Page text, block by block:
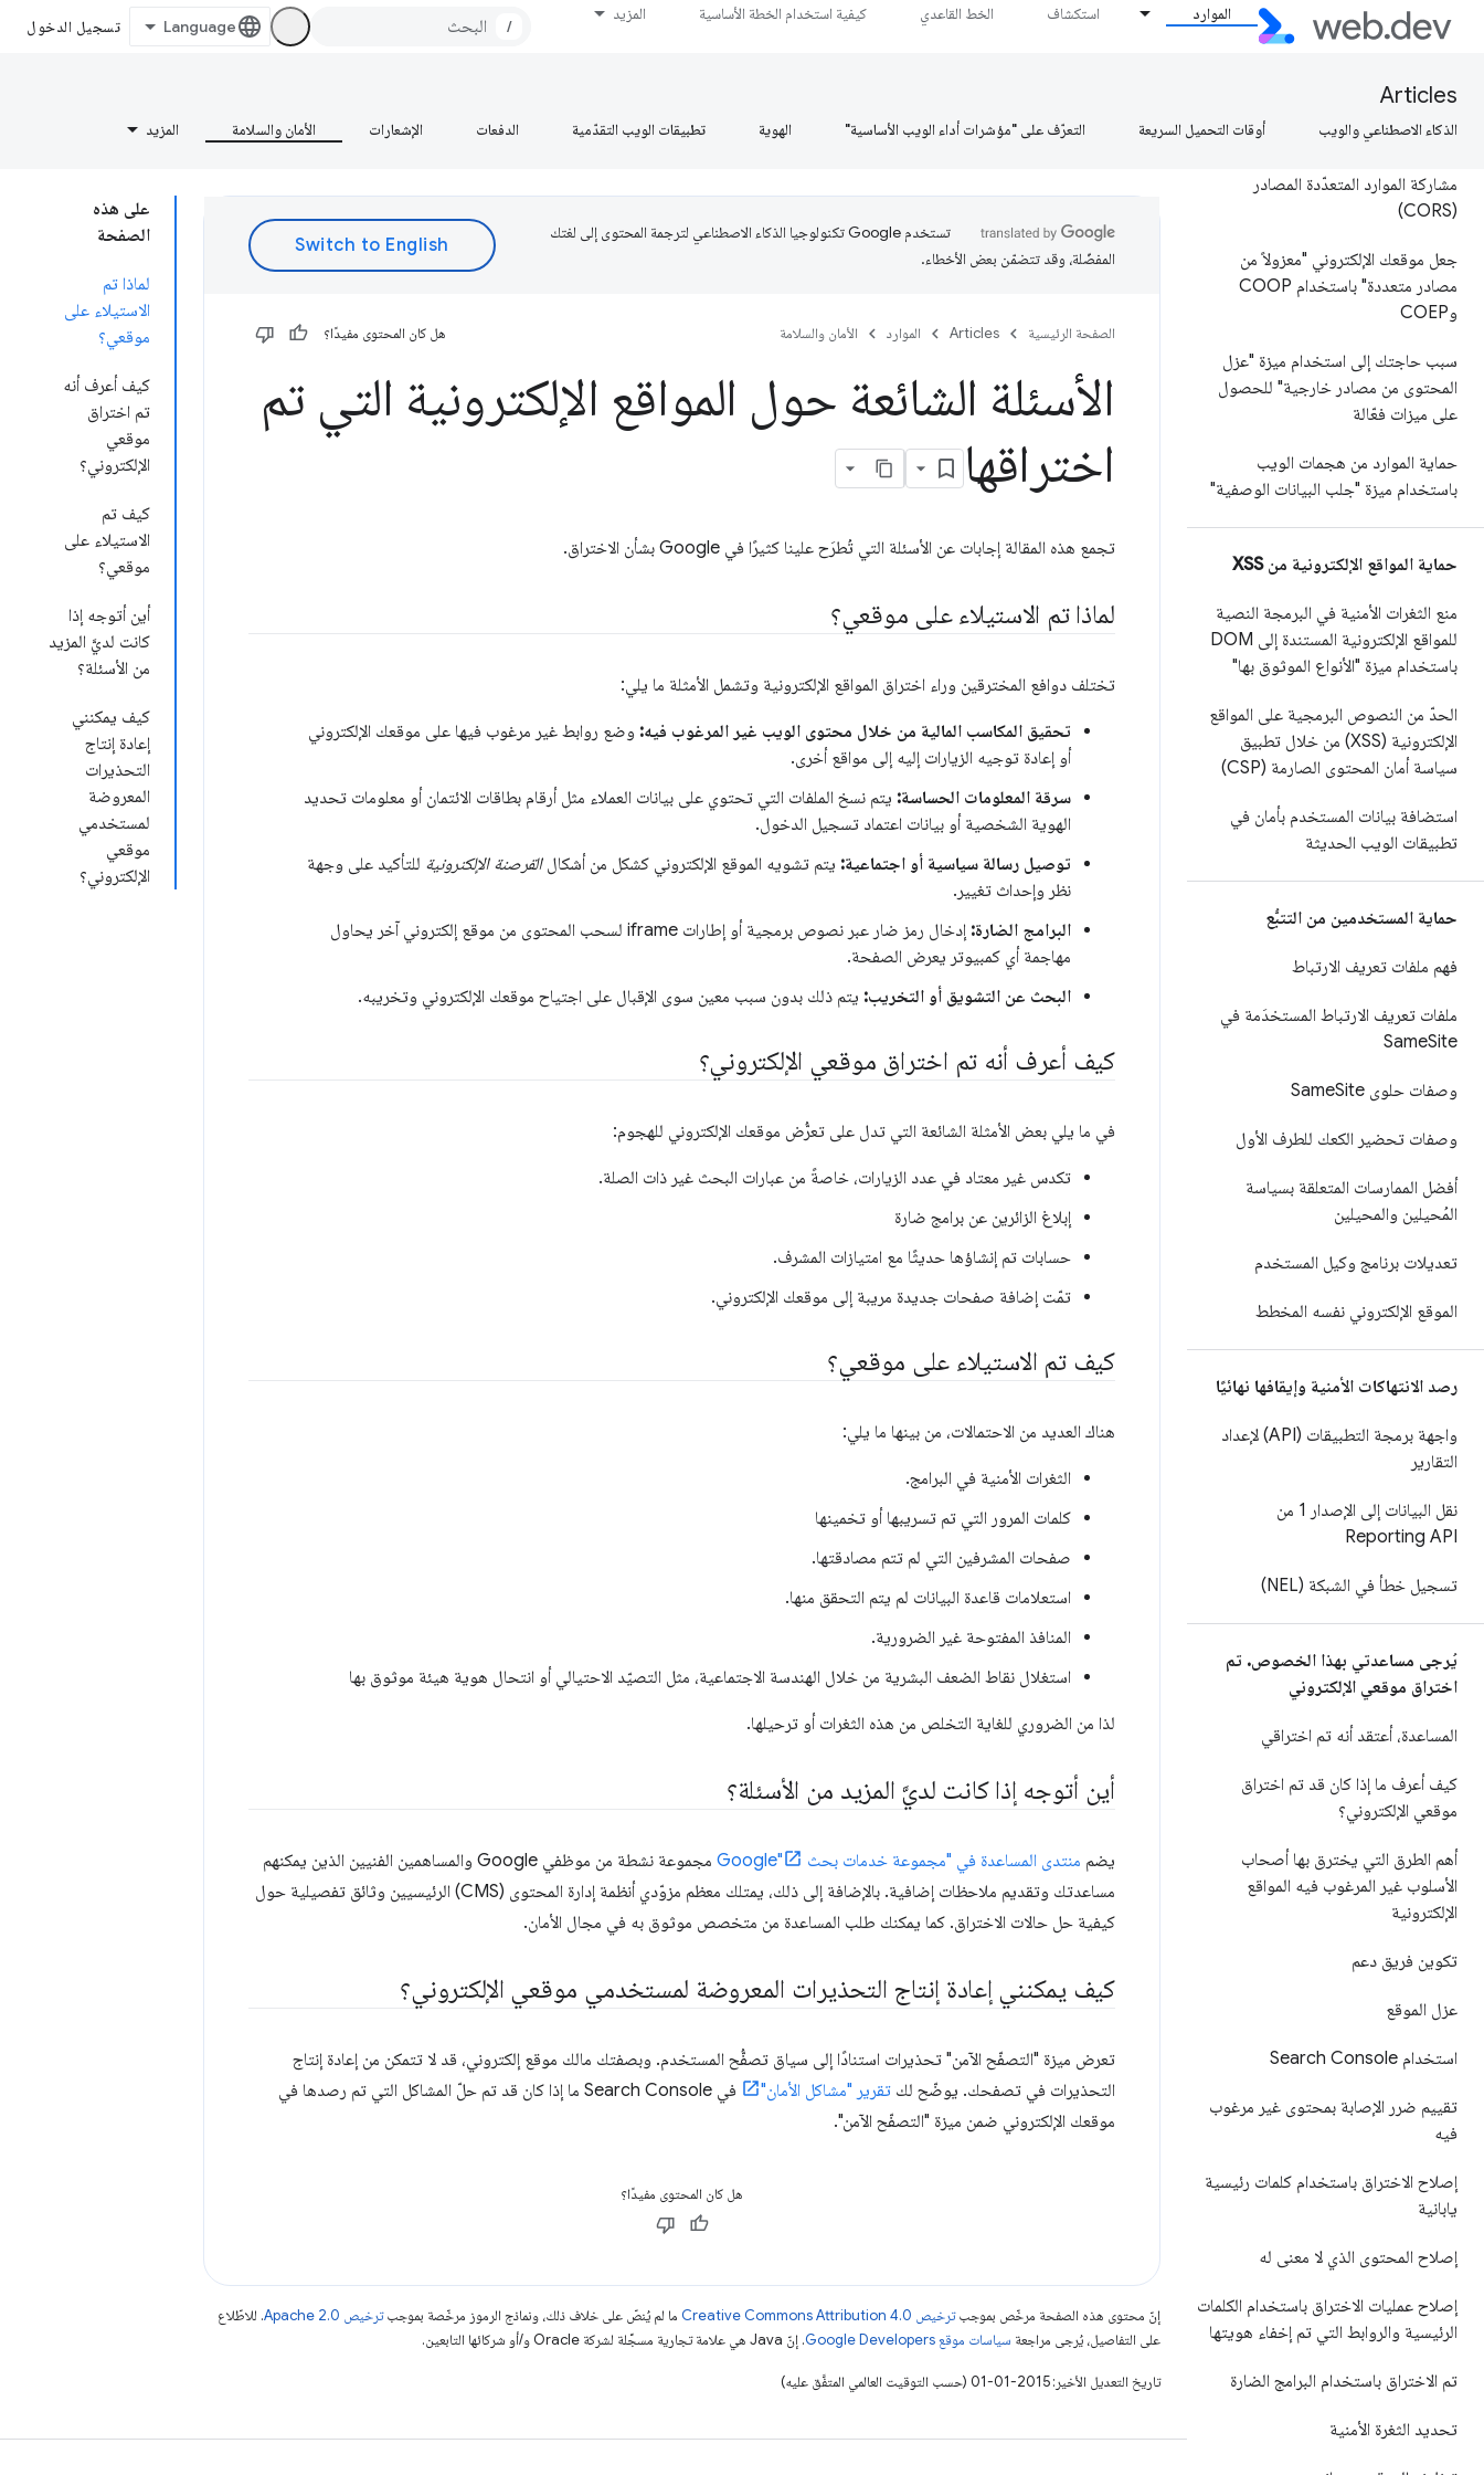
الموارد استكشاف الخط القاعدي كيفية استخدام الخطة الأساسية المزيد
/ تسجيل الدخول
Articles
الذكاء الاصطناعي والويب أوقات التحميل السريعة التعرّف على "مؤشرات أداء الويب الأساسية" الهوية تطبيقات الويب التقدّمية الدفعات الإشعارات الأمان والسلامة المزيد
منع تسرُّب المعلومات
وضع حماية المتصفّح
سياسة ذات المصدر نفسه
مشاركة الموارد المتعدّدة المصادر
(CORS)
جعل موقعك الإلكتروني "معزولاً من
مصادر متعددة" باستخدام COOP
وCOEP
سبب حاجتك إلى استخدام ميزة "عزل
المحتوى من مصادر خارجية" للحصول
على ميزات فعّالة
حماية الموارد من هجمات الويب
باستخدام ميزة "جلب البيانات الوصفية"
حماية المواقع الإلكترونية من XSS
منع الثغرات الأمنية في البرمجة النصية
للمواقع الإلكترونية المستندة إلى DOM
باستخدام ميزة "الأنواع الموثوق بها"
الحدّ من النصوص البرمجية على المواقع
الإلكترونية (XSS) من خلال تطبيق
سياسة أمان المحتوى الصارمة (CSP)
استضافة بيانات المستخدم بأمان في
تطبيقات الويب الحديثة
حماية المستخدمين من التتبُّع
فهم ملفات تعريف الارتباط
ملفات تعريف الارتباط المستخدَمة في
SameSite
وصفات حلوى Same Site
وصفات تحضير الكعك للطرف الأول
أفضل الممارسات المتعلقة بسياسة
المُحيلين والمحيلين
تعديلات برنامج وكيل المستخدم
الموقع الإلكتروني نفسه المخطط
رصد الانتهاكات الأمنية وإيقافها نهائيًا
واجهة برمجة التطبيقات (API) لإعداد
التقارير
نقل البيانات إلى الإصدار 1 من
Reporting API
تسجيل خطأ في الشبكة (NEL)
يُرجى مساعدتي بهذا الخصوص. تم
اختراق موقعي الإلكتروني
المساعدة، أعتقد أنه تم اختراقي
كيف أعرف ما إذا كان قد تم اختراق
موقعي الإلكتروني؟
أهم الطرق التي يخترق بها أصحاب
الأسلوب غير المرغوب فيه المواقع
الإلكترونية
تكوين فريق دعم
عزل الموقع
استخدام Search Console
تقييم ضرر الإصابة بمحتوى غير مرغوب
فيه
إصلاح الاختراق باستخدام كلمات رئيسية
يابانية
إصلاح المحتوى الذي لا معنى له
إصلاح عمليات الاختراق باستخدام الكلمات
الرئيسية والروابط التي تم إخفاء هويتها
تم الاختراق باستخدام البرامج الضارة
تحديد الثغرة الأمنية
على هذه
الصفحة
لماذا تم
الاستيلاء على
موقعي؟
كيف أعرف أنه
تم اختراق
موقعي
الإلكتروني؟
كيف تم
الاستيلاء على
موقعي؟
أين أتوجه إذا
كانت لديَّ المزيد
من الأسئلة؟
كيف يمكنني
إعادة إنتاج
التحذيرات
المعروضة
لمستخدمي
موقعي
الإلكتروني؟
تستخدم Google تكنولوجيا الذكاء الاصطناعي لترجمة المحتوى إلى لغتك
المفضّلة، وقد تتضمّن بعض الأخطاء.
الصفحة الرئيسية Articles الموارد الأمان والسلامة هل كان المحتوى مفيدًا؟
الأسئلة الشائعة حول المواقع الإلكترونية التي تم
اختراقها
تجمع هذه المقالة إجابات عن الأسئلة التي تُطرَح علينا كثيرًا في Google بشأن الاختراق.
لماذا تم الاستيلاء على موقعي؟
تختلف دوافع المخترقين وراء اختراق المواقع الإلكترونية وتشمل الأمثلة ما يلي:
تحقيق المكاسب المالية من خلال محتوى الويب غير المرغوب فيه: وضع روابط غير مرغوب فيها على موقعك الإلكتروني
أو إعادة توجيه الزيارات إليه إلى مواقع أخرى.
سرقة المعلومات الحساسة: يتم نسخ الملفات التي تحتوي على بيانات العملاء مثل أرقام بطاقات الائتمان أو معلومات تحديد
الهوية الشخصية أو بيانات اعتماد تسجيل الدخول.
توصيل رسالة سياسية أو اجتماعية: يتم تشويه الموقع الإلكتروني كشكل من أشكالالقرصنة الإلكترونية للتأكيد على وجهة
نظر وإحداث تغيير.
البرامج الضارة:
إدخال رمز ضار عبر نصوص برمجية أو إطارات iframe لسحب المحتوى من موقع إلكتروني آخر يحاول
مهاجمة أي كمبيوتر يعرض الصفحة.
البحث عن التشويق أو التخريب: يتم ذلك بدون سبب معين سوى الإقبال على اجتياح موقعك الإلكتروني وتخريبه.
كيف أعرف أنه تم اختراق موقعي الإلكتروني؟
في ما يلي بعض الأمثلة الشائعة التي تدل على تعرُّض موقعك الإلكتروني للهجوم:
تكدس غير معتاد في عدد الزيارات، خاصةً من عبارات البحث غير ذات الصلة.
إبلاغ الزائرين عن برامج ضارة
حسابات تم إنشاؤها حديثًا مع امتيازات المشرف.
تمّت إضافة صفحات جديدة مريبة إلى موقعك الإلكتروني.
كيف تم الاستيلاء على موقعي؟
هناك العديد من الاحتمالات، من بينها ما يلي:
الثغرات الأمنية في البرامج.
كلمات المرور التي تم تسريبها أو تخمينها
صفحات المشرفين التي لم تتم مصادقتها.
استعلامات قاعدة البيانات لم يتم التحقق منها.
المنافذ المفتوحة غير الضرورية.
استغلال نقاط الضعف البشرية من خلال الهندسة الاجتماعية، مثل التصيّد الاحتيالي أو انتحال هوية هيئة موثوق بها
لذا من الضروري للغاية التخلص من هذه الثغرات أو ترحيلها.
أين أتوجه إذا كانت لديَّ المزيد من الأسئلة؟
يضم منتدى المساعدة في "مجموعة خدمات بحث Google"
مجموعة نشطة من موظفي Google والمساهمين الفنيين الذين يمكنهم
مساعدتك وتقديم ملاحظات إضافية. بالإضافة إلى ذلك، يمتلك معظم مزوّدي أنظمة إدارة المحتوى (CMS) الرئيسيين وثائق تفصيلية حول
كيفية حل حالات الاختراق. كما يمكنك طلب المساعدة من متخصص موثوق به في مجال الأمان.
كيف يمكنني إعادة إنتاج التحذيرات المعروضة لمستخدمي موقعي الإلكتروني؟
تعرض ميزة "التصفّح الآمن" تحذيرات استنادًا إلى سياق تصفُّح المستخدم. وبصفتك مالك موقع إلكتروني، قد لا تتمكن من إعادة إنتاج
التحذيرات في تصفحك. يوضّح لك تقرير "مشاكل الأمان"
في Search Console ما إذا كان قد تم حلّ المشاكل التي تم رصدها في
موقعك الإلكتروني ضمن ميزة "التصفّح الآمن".
هل كان المحتوى مفيدًا؟
إنّ محتوى هذه الصفحة مرخّص بموجبترخيص Creative Commons Attribution 4.0‏ ما لم يُنصّ على خلاف ذلك، ونماذج الرموز مرخّصة بموجبترخيص Apache 2.0‏
. للاطّلاع
على التفاصيل، يُرجى مراجعة سياسات موقع Google Developers‏ . إنّ Java هي علامة تجارية مسجَّلة لشركة Oracle و/أو شركائها التابعين.
تاريخ التعديل الأخير: 2015-01-01 (حسب التوقيت العالمي المتفَّق عليه)